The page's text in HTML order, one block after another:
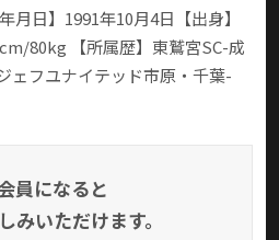
月日】1991年10月4日【出身】
80kg 【所属歴】東鷲宮SC-成
ェフユナイテッド市原・千葉-
員になると
みいただけます。